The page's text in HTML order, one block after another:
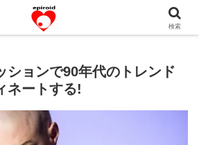
。あなたのストーリーを変えていく！。
ションで90年代のトレンド
ネートする!
検索